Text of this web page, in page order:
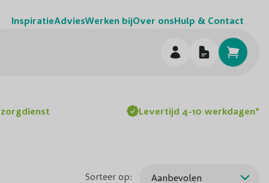
InspiratieAdviesWerken bijOver onsHulp & Contact
Levertijd 4-10 werkdagen*
Sorteer op: